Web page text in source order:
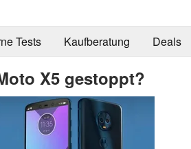
Tests Kaufberatung Deals
X5 gestoppt?